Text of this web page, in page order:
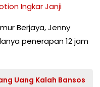
Ingkar Janji
Berjaya, Jenny
penerapan 12 jam
Uang Kalah Bansos